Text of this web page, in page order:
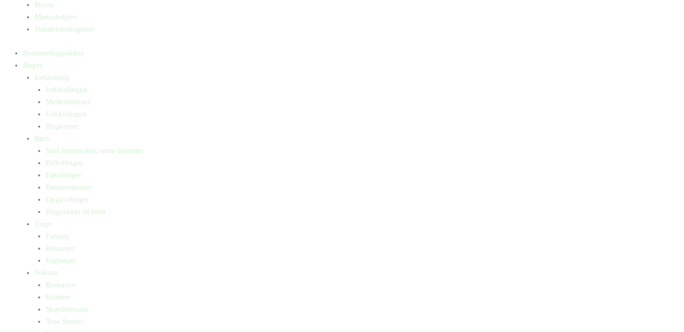
Presse
Manuskripter
Handelsbetingelser
Sommerbogpakker
Bøger
Letlæsning
Indskolingen
Mellemtrinnet
Udskolingen
Bogkasser
Børn
Små mennesker, store drømme
Billedbøger
Faktabøger
Børneromaner
Opgavebøger
Bogpakker til børn
Unge
Fantasy
Romaner
Fagbøger
Voksne
Romance
Krimier
Skønlitteratur
True Stories